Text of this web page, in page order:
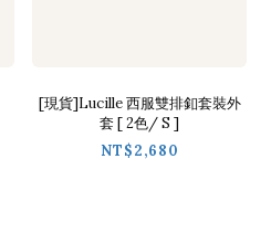
[現貨]Lucille 西服雙排釦套裝外
套 [ 2色/ S ]
NT$2,680